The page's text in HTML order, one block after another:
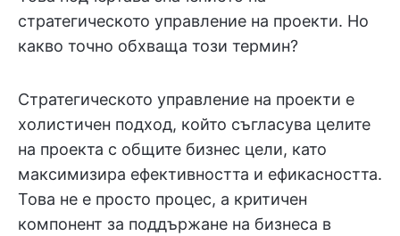
стратегическото управление на проекти. Но
какво точно обхваща този термин?
Стратегическото управление на проекти е
холистичен подход, който съгласува целите
на проекта с общите бизнес цели, като
максимизира ефективността и ефикасността.
Това не е просто процес, а критичен
компонент за поддържане на бизнеса в